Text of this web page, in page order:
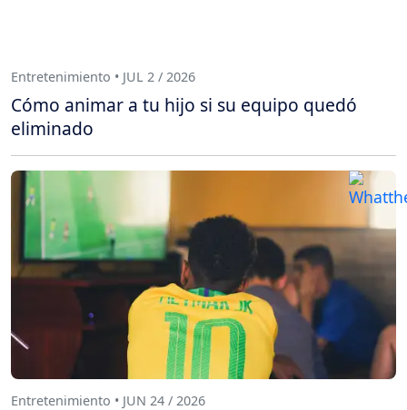
Entretenimiento • JUL 2 / 2026
Cómo animar a tu hijo si su equipo quedó
eliminado
Entretenimiento • JUN 24 / 2026